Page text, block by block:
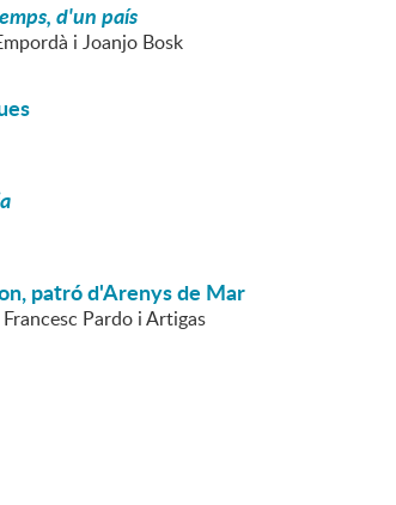
d'un país
i Joanjo Bosk
patró d'Arenys de Mar
Pardo i Artigas